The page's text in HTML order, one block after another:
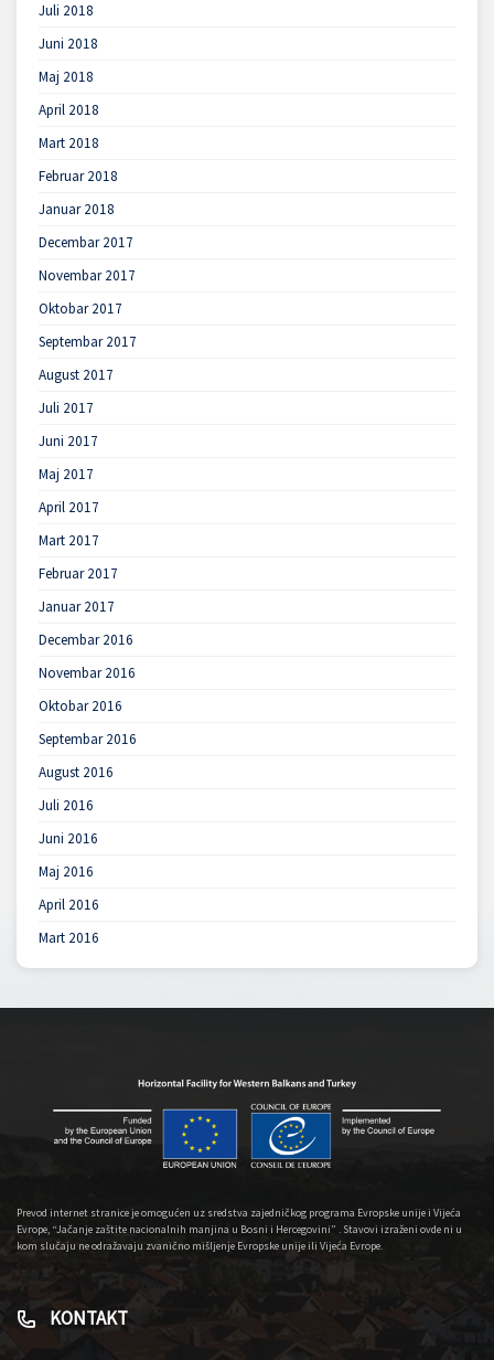
Juli 2018
Juni 2018
Maj 2018
April 2018
Mart 2018
Februar 2018
Januar 2018
Decembar 2017
Novembar 2017
Oktobar 2017
Septembar 2017
August 2017
Juli 2017
Juni 2017
Maj 2017
April 2017
Mart 2017
Februar 2017
Januar 2017
Decembar 2016
Novembar 2016
Oktobar 2016
Septembar 2016
August 2016
Juli 2016
Juni 2016
Maj 2016
April 2016
Mart 2016
Prevod internet stranice je omogućen uz sredstva zajedničkog programa Evropske unije i Vijeća
Evrope, “Jačanje zaštite nacionalnih manjina u Bosni i Hercegovini” . Stavovi izraženi ovde ni u
kom slučaju ne odražavaju zvanično mišljenje Evropske unije ili Vijeća Evrope.
KONTAKT